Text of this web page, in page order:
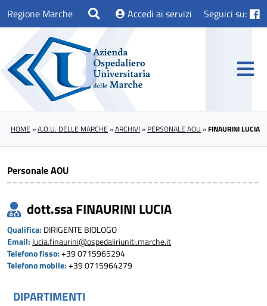
Regione Marche Accedi ai servizi Seguici su:
HOME »A.O.U. DELLE MARCHE »ARCHIVI » PERSONALE AOU »FINAURINI LUCIA
Personale AOU
dott.ssa FINAURINI LUCIA
Qualifica: DIRIGENTE BIOLOGO
Email: lucia.finaurini@ospedaliriuniti.marche.it
Telefono fisso: +39 0715965294
Telefono mobile: +39 0715964279
DIPARTIMENTI